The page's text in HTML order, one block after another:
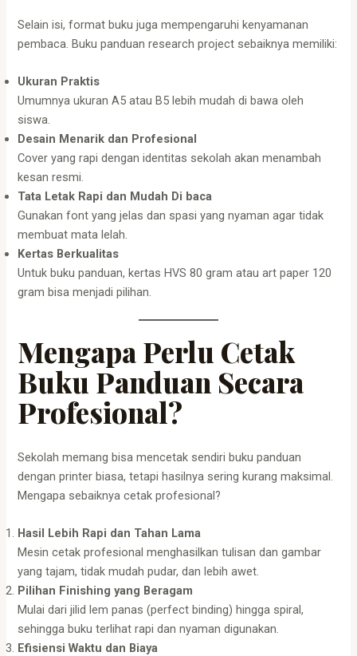
Selain isi, format buku juga mempengaruhi kenyamanan
pembaca. Buku panduan research project sebaiknya memiliki:
Ukuran Praktis
Umumnya ukuran A5 atau B5 lebih mudah di bawa oleh
siswa.
Desain Menarik dan Profesional
Cover yang rapi dengan identitas sekolah akan menambah
kesan resmi.
Tata Letak Rapi dan Mudah Di baca
Gunakan font yang jelas dan spasi yang nyaman agar tidak
membuat mata lelah.
Kertas Berkualitas
Untuk buku panduan, kertas HVS 80 gram atau art paper 120
gram bisa menjadi pilihan.
Mengapa Perlu Cetak
Buku Panduan Secara
Profesional?
Sekolah memang bisa mencetak sendiri buku panduan
dengan printer biasa, tetapi hasilnya sering kurang maksimal.
Mengapa sebaiknya cetak profesional?
Hasil Lebih Rapi dan Tahan Lama
Mesin cetak profesional menghasilkan tulisan dan gambar
yang tajam, tidak mudah pudar, dan lebih awet.
Pilihan Finishing yang Beragam
Mulai dari jilid lem panas (perfect binding) hingga spiral,
sehingga buku terlihat rapi dan nyaman digunakan.
Efisiensi Waktu dan Biaya